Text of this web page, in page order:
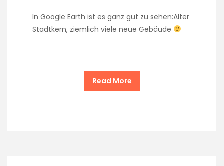
In Google Earth ist es ganz gut zu sehen:Alter
Stadtkern, ziemlich viele neue Gebäude
Read More